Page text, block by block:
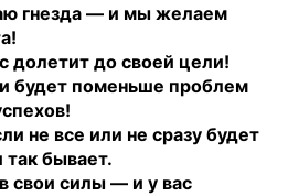
гнезда — и мы желаем
долетит до своей цели!
будет поменьше проблем
не все или не сразу будет
так бывает.
свои силы — и у вас